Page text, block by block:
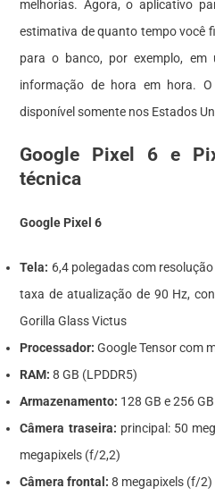
melhorias. Agora, o aplicativo
estimativa de quanto tempo você
para o banco, por exemplo,
informação de hora em hora.
disponível somente nos Estados
Google Pixel 6 e
técnica
Google Pixel 6
Tela: 6,4 polegadas com
taxa de atualização de 90 Hz,
Gorilla Glass Victus
Processador: Google Tensor com
RAM: 8 GB (LPDDR5)
Armazenamento: 128 GB e 256
Câmera traseira: principal: 50
megapixels (f/2,2)
Câmera frontal: 8 megapixels (f/2)